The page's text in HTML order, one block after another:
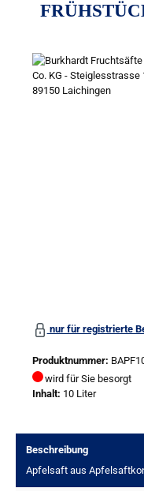
nur für registrierte
Produktnummer:
wird für Sie besorgt
Inhalt: 10 Liter
Beschreibung
Apfelsaft aus